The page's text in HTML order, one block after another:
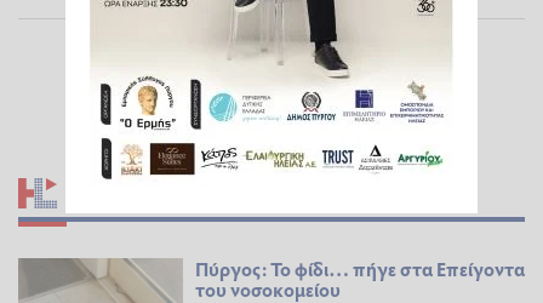
ΣΧΕΤΙΚΆ ΆΡΘΡΑ
Πύργος: Το φίδι… πήγε στα Επείγοντα
του νοσοκομείου